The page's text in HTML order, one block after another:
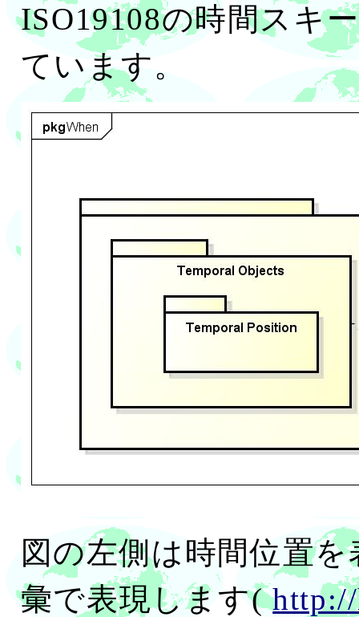
ISO19108の時間スキ
ています。
図の左側は時間位置
彙で表現します(